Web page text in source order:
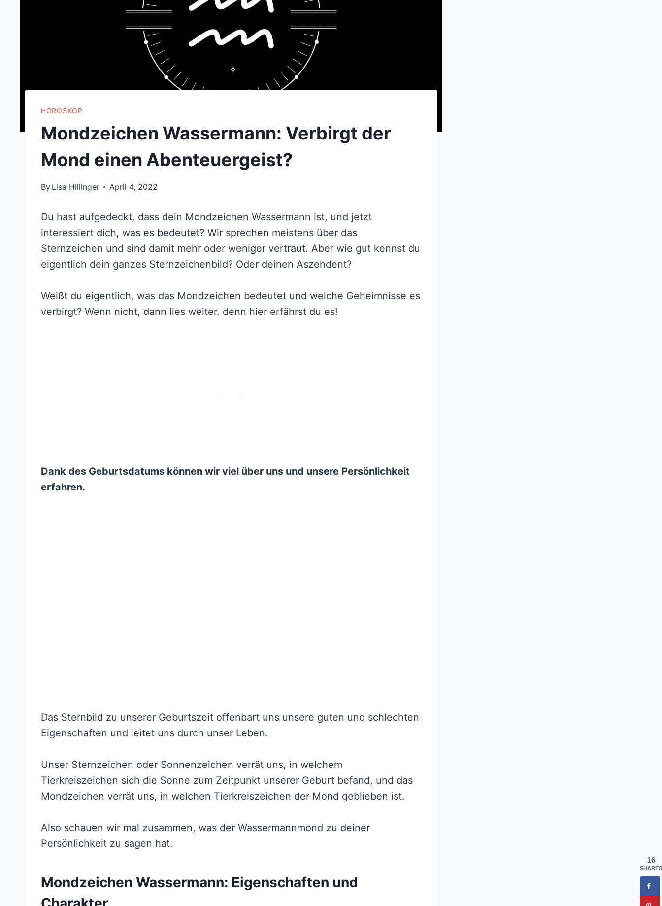
HOROSKOP
Mondzeichen Wassermann: Verbirgt der
Mond einen Abenteuergeist?
By Lisa Hillinger April 4, 2022
Du hast aufgedeckt, dass dein Mondzeichen Wassermann ist, und jetzt
interessiert dich, was es bedeutet? Wir sprechen meistens über das
Sternzeichen und sind damit mehr oder weniger vertraut. Aber wie gut kennst du
eigentlich dein ganzes Sternzeichenbild? Oder deinen Aszendent?
Weißt du eigentlich, was das Mondzeichen bedeutet und welche Geheimnisse es
verbirgt? Wenn nicht, dann lies weiter, denn hier erfährst du es!
Dank des Geburtsdatums können wir viel über uns und unsere Persönlichkeit
erfahren.
Das Sternbild zu unserer Geburtszeit offenbart uns unsere guten und schlechten
Eigenschaften und leitet uns durch unser Leben.
Unser Sternzeichen oder Sonnenzeichen verrät uns, in welchem ​​
Tierkreiszeichen sich die Sonne zum Zeitpunkt unserer Geburt befand, und das
Mondzeichen verrät uns, in welchen Tierkreiszeichen der Mond geblieben ist.
Also schauen wir mal zusammen, was der Wassermannmond zu deiner
Persönlichkeit zu sagen hat.
Mondzeichen Wassermann: Eigenschaften und
16
SHARES